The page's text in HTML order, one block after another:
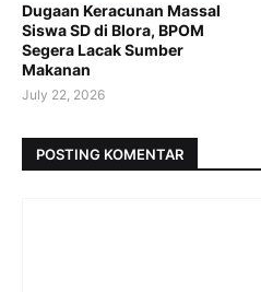
Dugaan Keracunan Massal
Siswa SD di Blora, BPOM
Segera Lacak Sumber
Makanan
July 22, 2026
POSTING KOMENTAR